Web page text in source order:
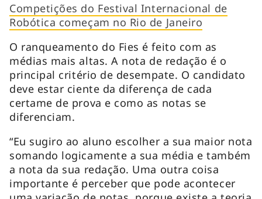
Competições do Festival Internacional de
Robótica começam no Rio de Janeiro
O ranqueamento do Fies é feito com as
médias mais altas. A nota de redação é o
principal critério de desempate. O candidato
deve estar ciente da diferença de cada
certame de prova e como as notas se
diferenciam.
“Eu sugiro ao aluno escolher a sua maior nota
somando logicamente a sua média e também
a nota da sua redação. Uma outra coisa
importante é perceber que pode acontecer